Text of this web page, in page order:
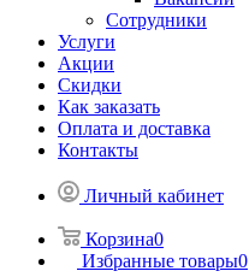
Сотрудники
Услуги
Акции
Скидки
Как заказать
Оплата и доставка
Контакты
Личный кабинет
Корзина0
Избранные товары0